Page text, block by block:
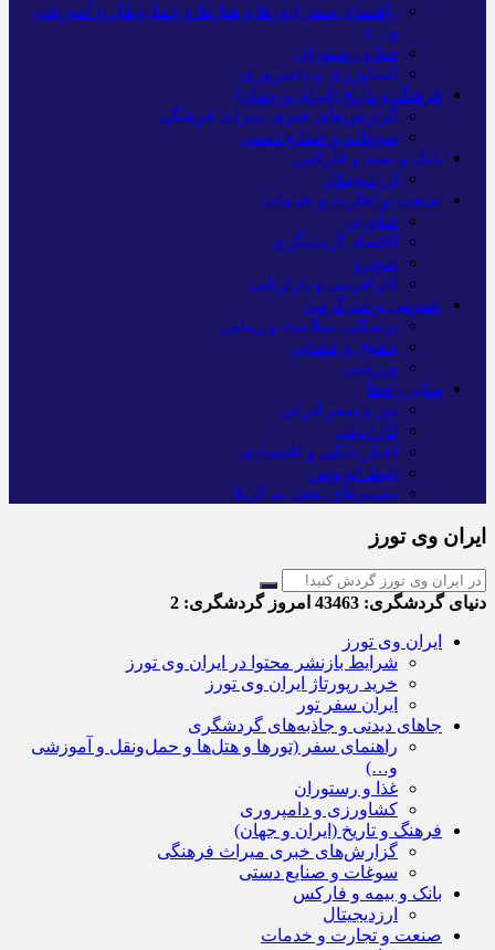
راهنمای سفر (تورها و هتل‌ها و حمل‌و‌نقل و آموزشی
و…)
غذا و رستوران
کشاورزی و دامپروری
فرهنگ و تاریخ (ایران و جهان)
گزارش‌های خبری میراث فرهنگی
سوغات و صنایع دستی
بانک و بیمه و فارکس
ارزدیجیتال
صنعت و تجارت و خدمات
فناوری
اقتصاد گردشگری
خودرو
کارآفرینی و بازاریابی
عمومی و سرگرمی
پزشکی، سلامت و زیبایی
حقوق و قضایی
ورزشی
سایر راه‌ها
تور و سفر ایرانی
کارا دیلی
اخبار بانکی و اقتصادی
بلیط اتوبوس
مسیرهای نجف به کربلا
ایران وی تورز
دنیای گردشگری: امروز گردشگری:
ایران وی تورز
شرایط بازنشر محتوا در ایران وی تورز
خرید رپورتاژ ایران وی تورز
ایران سفر تور
جاهای دیدنی و جاذبه‌های گردشگری
راهنمای سفر (تورها و هتل‌ها و حمل‌و‌نقل و آموزشی
و…)
غذا و رستوران
کشاورزی و دامپروری
فرهنگ و تاریخ (ایران و جهان)
گزارش‌های خبری میراث فرهنگی
سوغات و صنایع دستی
بانک و بیمه و فارکس
ارزدیجیتال
صنعت و تجارت و خدمات